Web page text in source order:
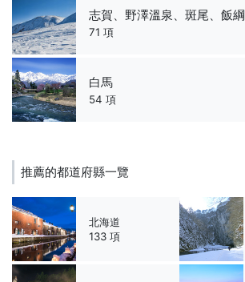
志賀、野澤溫泉、斑尾、飯綱
71 項
白馬
54 項
推薦的都道府縣一覽
北海道
133 項